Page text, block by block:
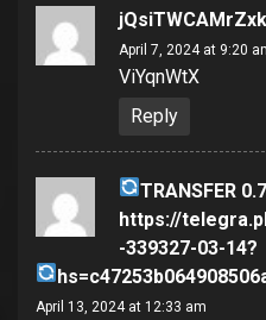
April 7, 2024 at 9:20
ViYqnWtX
Reply
ТRАNSFЕR
https://
-339327-03-14?
April 13, 2024 at 12:33 am